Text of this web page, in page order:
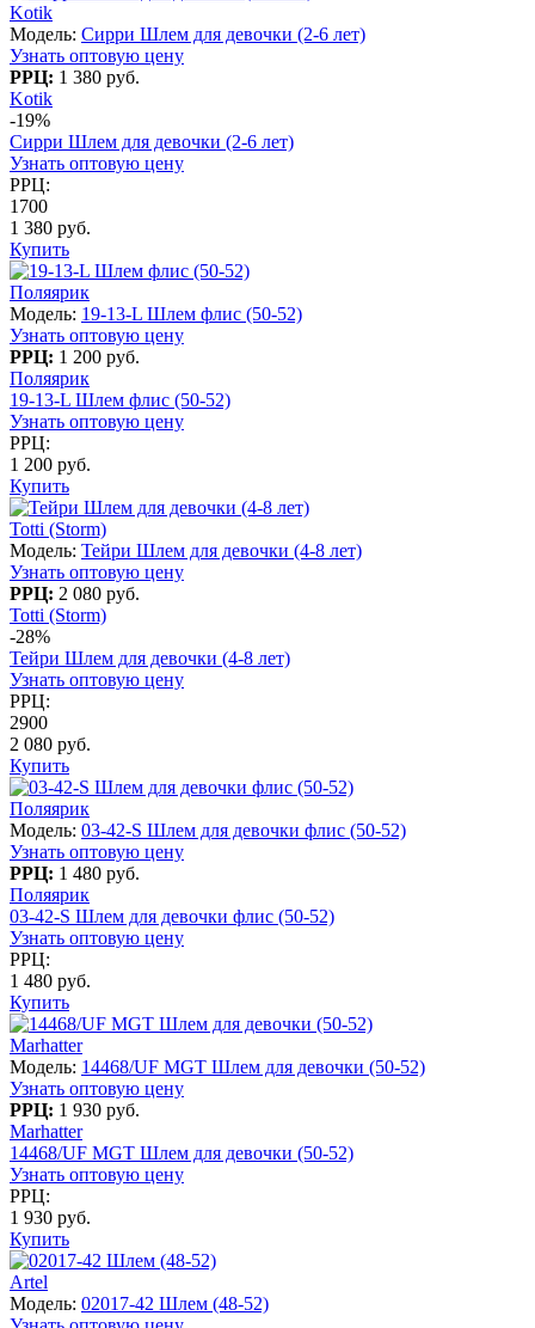
Kotik
Модель: Сирри Шлем для девочки (2-6 лет)
Узнать оптовую цену
РРЦ: 1 380 руб.
Kotik
-19%
Сирри Шлем для девочки (2-6 лет)
Узнать оптовую цену
РРЦ:
1700
1 380 руб.
Купить
Поляярик
Модель: 19-13-L Шлем флис (50-52)
Узнать оптовую цену
РРЦ: 1 200 руб.
Поляярик
19-13-L Шлем флис (50-52)
Узнать оптовую цену
РРЦ:
1 200 руб.
Купить
Totti (Storm)
Модель: Тейри Шлем для девочки (4-8 лет)
Узнать оптовую цену
РРЦ: 2 080 руб.
Totti (Storm)
-28%
Тейри Шлем для девочки (4-8 лет)
Узнать оптовую цену
РРЦ:
2900
2 080 руб.
Купить
Поляярик
Модель: 03-42-S Шлем для девочки флис (50-52)
Узнать оптовую цену
РРЦ: 1 480 руб.
Поляярик
03-42-S Шлем для девочки флис (50-52)
Узнать оптовую цену
РРЦ:
1 480 руб.
Купить
Marhatter
Модель: 14468/UF MGT Шлем для девочки (50-52)
Узнать оптовую цену
РРЦ: 1 930 руб.
Marhatter
14468/UF MGT Шлем для девочки (50-52)
Узнать оптовую цену
РРЦ:
1 930 руб.
Купить
Artel
Модель: 02017-42 Шлем (48-52)